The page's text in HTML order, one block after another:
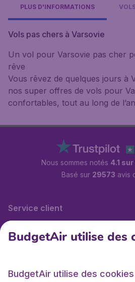
PLUS D'INFORMATIONS
Vols pas chers à Varsovie
Un vol pour Varsovie pas cher
rêve
Vous rêvez de quelques jours à
nos super offres de vols pour
confortables, tout au long de
Nous sommes notés 4.1 sur
Basé sur 29573 avis
Service client
BudgetAir.fr
BudgetAir utilise des
BudgetAir utilise des cookies